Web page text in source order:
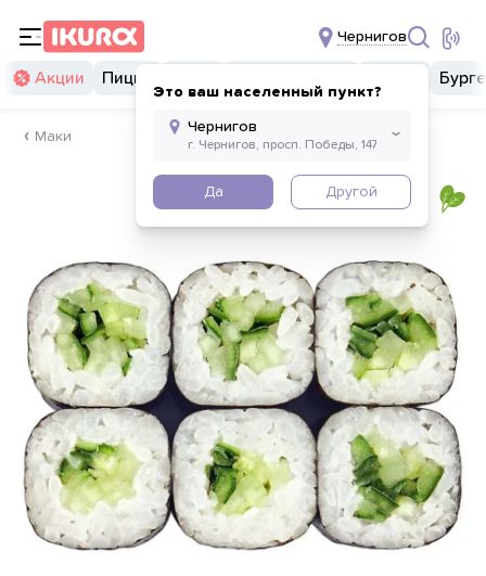
Чернигов
Это ваш населенный пункт?
Да Другой
Акции Пицца
Маки